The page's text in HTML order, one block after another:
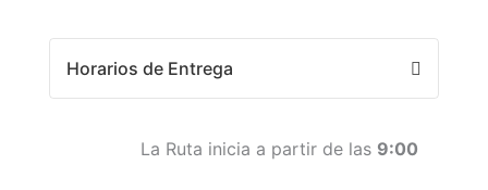
Horarios de Entrega
La Ruta inicia a partir de las 9:00